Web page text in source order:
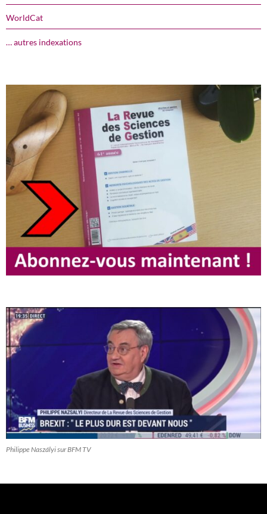
WorldCat
… autres indexations
Philippe Naszályi sur BFM TV